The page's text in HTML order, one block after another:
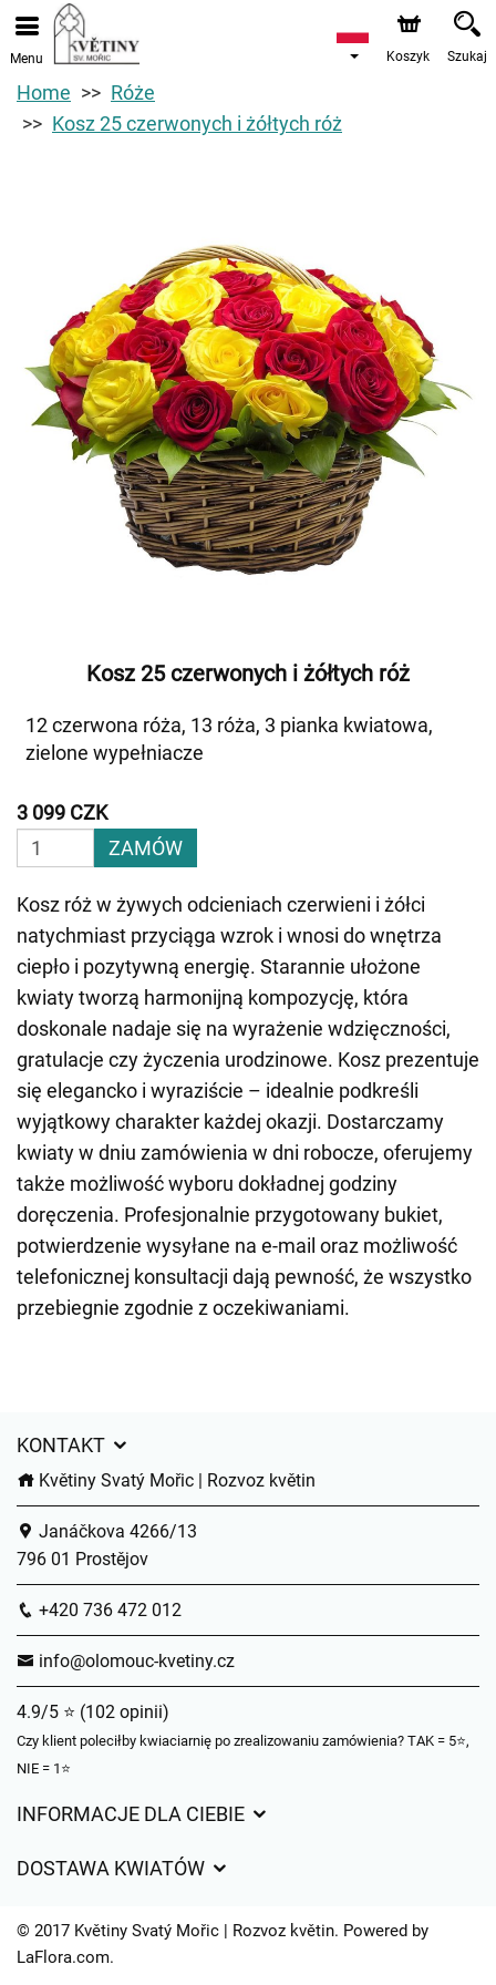
Menu Koszyk Szukaj
Home
Róże
Kosz 25 czerwonych i żółtych róż
Kosz 25 czerwonych i żółtych róż
12 czerwona róża, 13 róża, 3 pianka kwiatowa,
zielone wypełniacze
3 099 CZK
ZAMÓW
Kosz róż w żywych odcieniach czerwieni i żółci
natychmiast przyciąga wzrok i wnosi do wnętrza
ciepło i pozytywną energię. Starannie ułożone
kwiaty tworzą harmonijną kompozycję, która
doskonale nadaje się na wyrażenie wdzięczności,
gratulacje czy życzenia urodzinowe. Kosz prezentuje
się elegancko i wyraziście – idealnie podkreśli
wyjątkowy charakter każdej okazji. Dostarczamy
kwiaty w dniu zamówienia w dni robocze, oferujemy
także możliwość wyboru dokładnej godziny
doręczenia. Profesjonalnie przygotowany bukiet,
potwierdzenie wysyłane na e-mail oraz możliwość
telefonicznej konsultacji dają pewność, że wszystko
przebiegnie zgodnie z oczekiwaniami.
KONTAKT
Květiny Svatý Mořic | Rozvoz květin
Janáčkova 4266/13
796 01 Prostějov
+420 736 472 012
info@olomouc-kvetiny.cz
4.9/5 ⭐ (102 opinii)
Czy klient poleciłby kwiaciarnię po zrealizowaniu zamówienia? TAK = 5⭐,
NIE = 1⭐
INFORMACJE DLA CIEBIE
Czasy dostawy kwiatów – przegląd możliwości
DOSTAWA KWIATÓW
Gdzie dostarczamy kwiaty
© 2017 Květiny Svatý Mořic | Rozvoz květin. Powered by
LaFlora.com.